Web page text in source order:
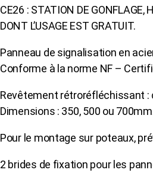
L'USAGE
EST
GRATUIT
CE26 : STATION DE GONFLAGE,
DONT L’USAGE EST GRATUIT.
Panneau de signalisation en
Conforme à la norme NF –
Revêtement rétroréfléchissant :
Dimensions : 350, 500 ou
Pour le montage sur poteaux,
2 brides de fixation pour les